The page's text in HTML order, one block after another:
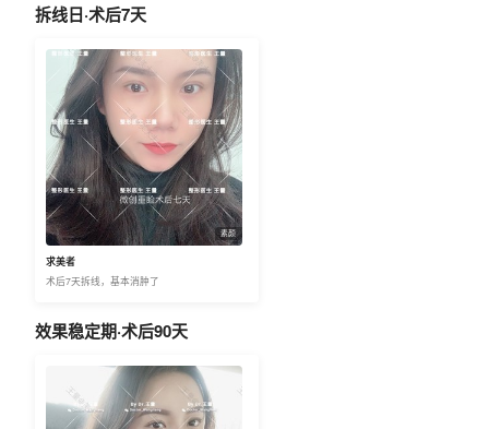
拆线日·术后7天
素颜
求美者
术后7天拆线，基本消肿了
效果稳定期·术后90天